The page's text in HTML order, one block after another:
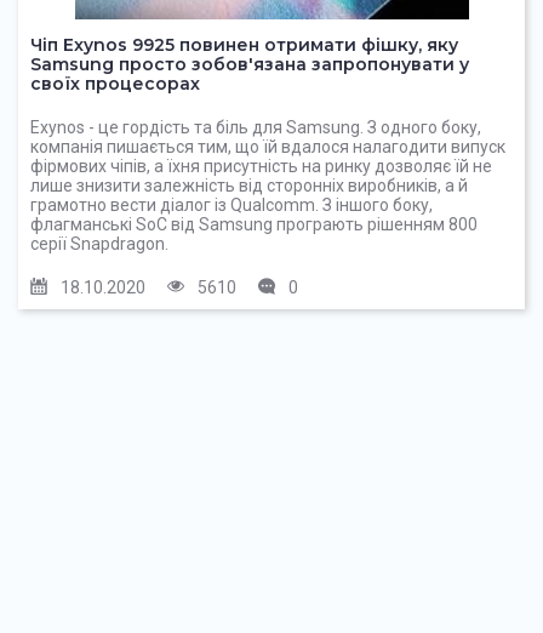
Чіп Exynos 9925 повинен отримати фішку, яку
Samsung просто зобов'язана запропонувати у
своїх процесорах
Exynos - це гордість та біль для Samsung. З одного боку,
компанія пишається тим, що їй вдалося налагодити випуск
фірмових чіпів, а їхня присутність на ринку дозволяє їй не
лише знизити залежність від сторонніх виробників, а й
грамотно вести діалог із Qualcomm. З іншого боку,
флагманські SoC від Samsung програють рішенням 800
серії Snapdragon.
18.10.2020 5610 0